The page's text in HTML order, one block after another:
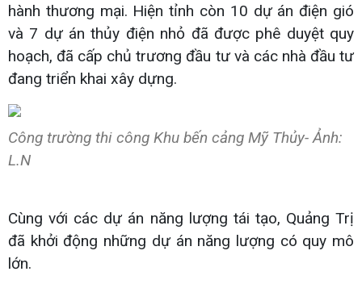
hành thương mại. Hiện tỉnh còn 10 dự án điện gió
và 7 dự án thủy điện nhỏ đã được phê duyệt quy
hoạch, đã cấp chủ trương đầu tư và các nhà đầu tư
đang triển khai xây dựng.
Công trường thi công Khu bến cảng Mỹ Thủy- Ảnh:
L.N
Cùng với các dự án năng lượng tái tạo, Quảng Trị
đã khởi động những dự án năng lượng có quy mô
lớn.